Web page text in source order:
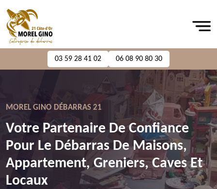
03 59 28 41 02 06 08 90 80 30
MOREL GINO DÉBARRAS 21
Votre Partenaire De Confiance
Pour Le Débarras De Maisons,
Appartement, Greniers, Caves Et
Locaux